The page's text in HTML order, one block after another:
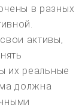
в разных
активы,
их реальные
должна